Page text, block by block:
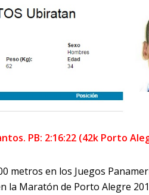
PB: 2:16:22 (42k Porto
metros en los Juegos
la Maratón de Porto Alegre